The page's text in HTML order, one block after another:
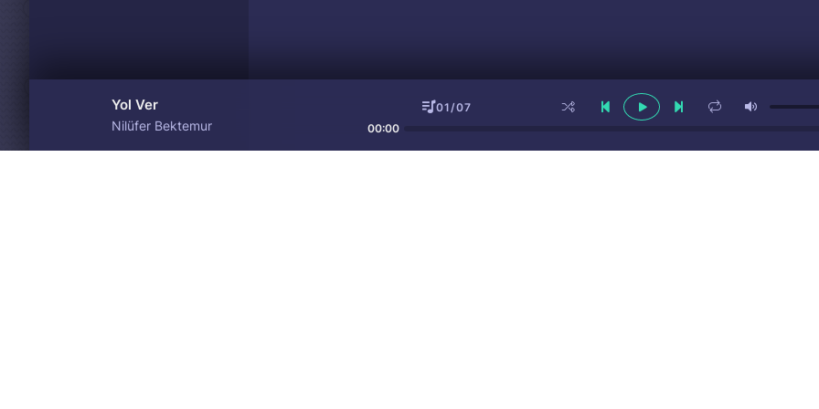
Yol Ver
Nilüfer Bektemur
01/07
00:00